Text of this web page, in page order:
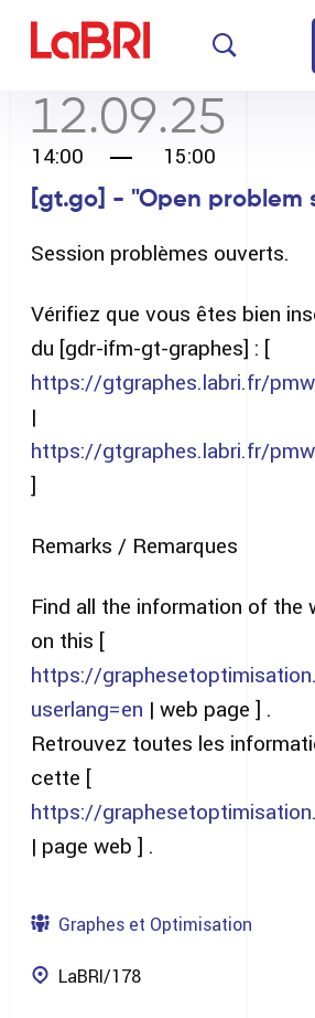
Aller
principal
Laboratoire Bordelais de
Français English
12.09.25
14:00 15:00
[gt.go] - "Open problem
Session problèmes ouverts.
Vérifiez que vous êtes bien
du [gdr-ifm-gt-graphes] : [
https://gtgraphes.labri.fr/
|
https://gtgraphes.labri.fr/
]
Remarks / Remarques
Find all the information of the
on this [
https://
userlang=en | web page ] .
Retrouvez toutes les
cette [
https://
| page web ] .
Graphes et Optimisation
LaBRI/178